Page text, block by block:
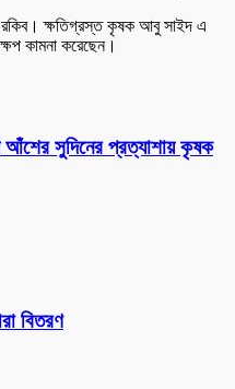
ক্ষতিগ্রস্ত কৃষক আবু সাইদ এ
কামনা করেছেন।
আঁশের সুদিনের প্রত্যাশায় কৃষক
বিতরণ